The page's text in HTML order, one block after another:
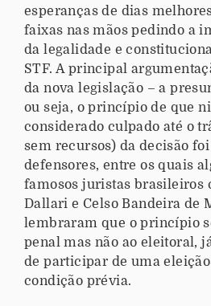
esperanças de dias
faixas nas mãos pedindo a
da legalidade e
STF. A principal
da nova legislação – a
ou seja, o princípio de que
considerado culpado até o
sem recursos) da decisão
defensores, entre os quais
famosos juristas brasileiros
Dallari e Celso Bandeira de
lembraram que o princípio
penal mas não ao eleitoral,
de participar de uma
condição prévia.